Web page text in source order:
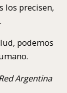
los precisen,
podemos
Argentina